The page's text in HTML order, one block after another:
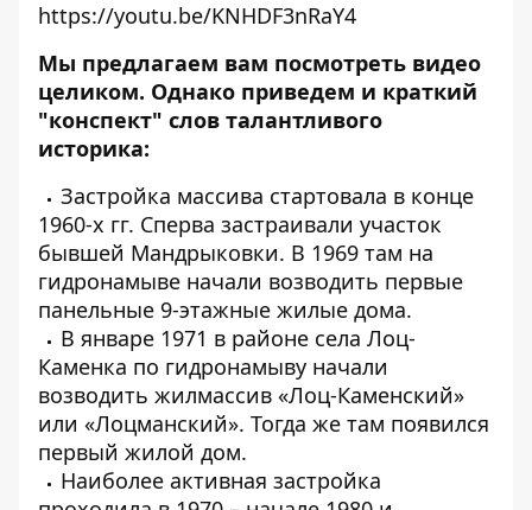
https://youtu.be/KNHDF3nRaY4
Мы предлагаем вам посмотреть видео
целиком. Однако приведем и краткий
"конспект" слов талантливого
историка:
Застройка массива стартовала в конце
1960-х гг. Сперва застраивали участок
бывшей Мандрыковки. В 1969 там на
гидронамыве начали возводить первые
панельные 9-этажные жилые дома.
В январе 1971 в районе села Лоц-
Каменка по гидронамыву начали
возводить жилмассив «Лоц-Каменский»
или «Лоцманский». Тогда же там появился
первый жилой дом.
Наиболее активная застройка